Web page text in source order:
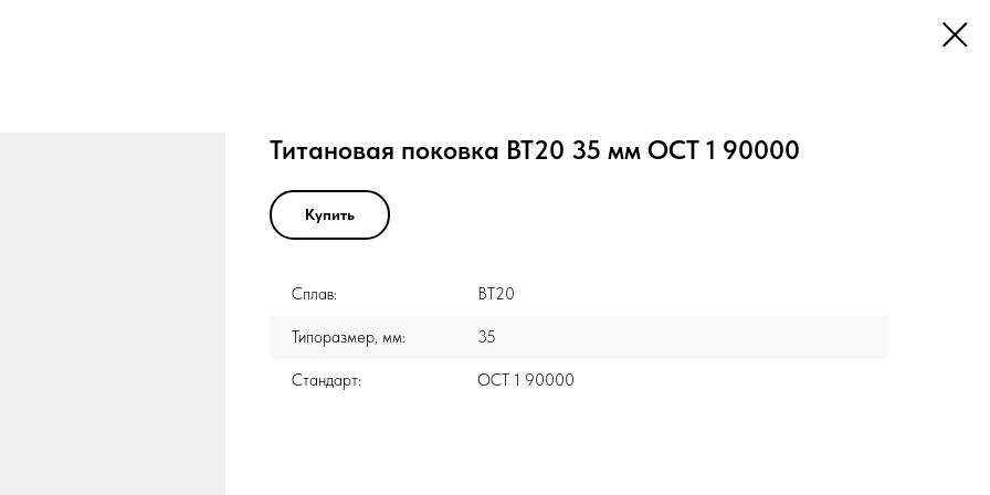
Титановая поковка ВТ20 35 мм ОСТ 1 90000
Купить
Сплав: ВТ20
Типоразмер, мм: 35
Стандарт: ОСТ 1 90000